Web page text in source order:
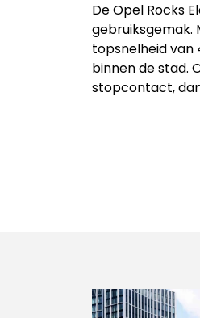
De Opel Rocks
gebruiksgemak.
topsnelheid van
binnen de stad.
stopcontact,